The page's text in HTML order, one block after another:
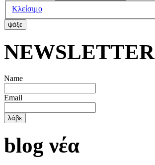
Κλείσιμο
ΝΕWSLETTER
Name
Email
blog νέα